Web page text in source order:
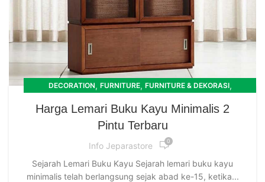
DECORATION, FURNITURE, FURNITURE & DEKORASI,
Harga Lemari Buku Kayu Minimalis 2
Pintu Terbaru
Info Jeparastore 0
Sejarah Lemari Buku Kayu Sejarah lemari buku kayu
minimalis telah berlangsung sejak abad ke-15, ketika...